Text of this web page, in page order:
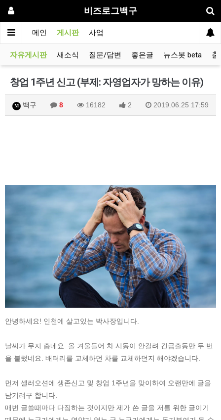
비즈로그백구
메인 게시판 사업
자유게시판 새소식 질문/답변 좋은글 뉴스봇 beta 출
창업 1주년 신고 (부제: 자영업자가 망하는 이유)
M 백구 8 16182 2 2019.06.25 17:59
안녕하세요! 인천에 살고있는 박사장입니다.
날씨가 무지 춥네요. 올 겨울들어 차 시동이 안걸려 긴급출동만 두 번
을 불렀네요. 배터리를 교체하던 차를 교체하던지 해야겠습니다.
먼저 셀러오션에 생존신고 및 창업 1주년을 맞이하여 오랜만에 글을
남기려구 합니다.
매번 글쓸때마다 다짐하는 것이지만 제가 쓴 글을 저를 위한 글이기